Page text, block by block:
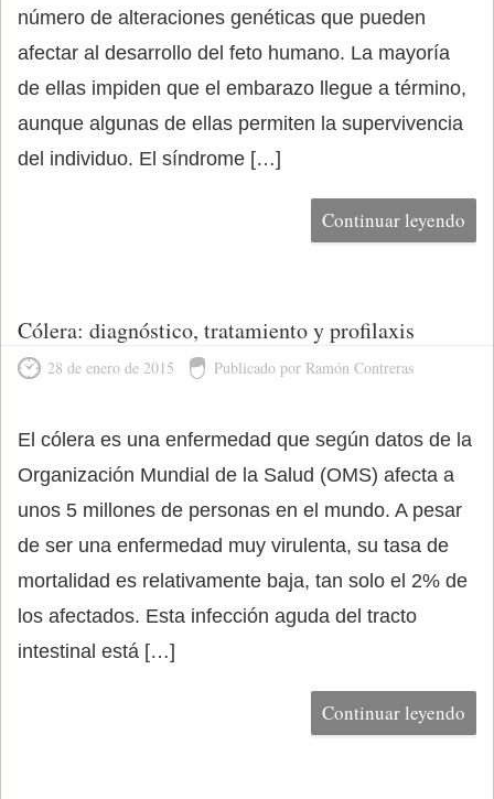
número de alteraciones genéticas que pueden
afectar al desarrollo del feto humano. La mayoría
de ellas impiden que el embarazo llegue a término,
aunque algunas de ellas permiten la supervivencia
del individuo. El síndrome […]
Continuar leyendo
Cólera: diagnóstico, tratamiento y profilaxis
28 de enero de 2015 Publicado por Ramón Contreras
El cólera es una enfermedad que según datos de la
Organización Mundial de la Salud (OMS) afecta a
unos 5 millones de personas en el mundo. A pesar
de ser una enfermedad muy virulenta, su tasa de
mortalidad es relativamente baja, tan solo el 2% de
los afectados. Esta infección aguda del tracto
intestinal está […]
Continuar leyendo